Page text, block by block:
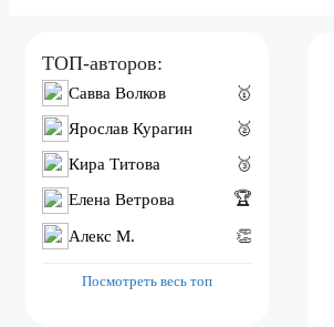
ТОП-авторов:
Савва Волков
🥇
Ярослав Курагин
🥈
Кира Титова
🥉
Елена Ветрова 🏆
Алекс M. 👏
Посмотреть весь топ